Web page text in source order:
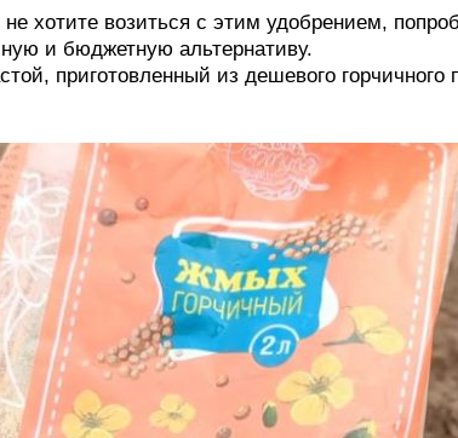
хотите возиться с этим удобрением,
и бюджетную альтернативу.
приготовленный из дешевого горчичного